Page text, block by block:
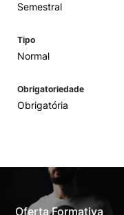
Semestral
Tipo
Normal
Obrigatoriedade
Obrigatória
Oferta Formativa